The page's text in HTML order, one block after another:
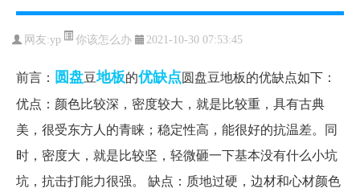
网友:yp 你该怎么办 2021-10-30 07:53:45
前言： 圆盘豆地板的优缺点圆盘豆地板的优缺点如下：
优点：颜色比较深，密度较大，就是比较重，具有古典
美，很受东方人的青睐；稳定性高，能很好的抗温差。同
时，密度大，就是比较坚，轻微砸一下基本没有什么小坑
坑，抗击打能力很强。 缺点：质地过硬，边材和心材颜色